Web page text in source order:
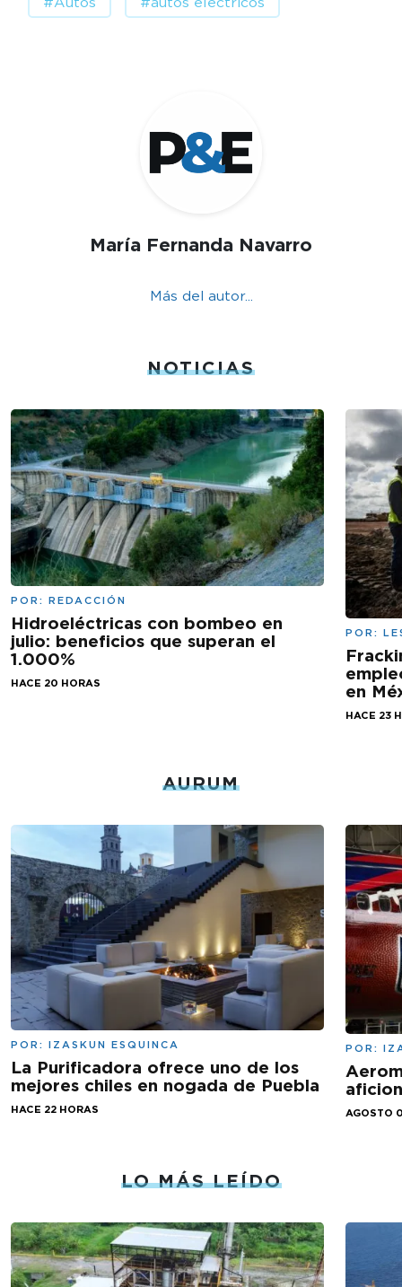
María Fernanda Navarro
Más del autor...
NOTICIAS
POR: REDACCIÓN
Hidroeléctricas con bombeo en
julio: beneficios que superan el
1.000%
HACE 20 HORAS
POR:
en
HACE 23
AURUM
POR: IZASKUN ESQUINCA
La Purificadora ofrece uno de los
mejores chiles en nogada de Puebla
HACE 22 HORAS
POR:
AGOSTO
LO MÁS LEÍDO